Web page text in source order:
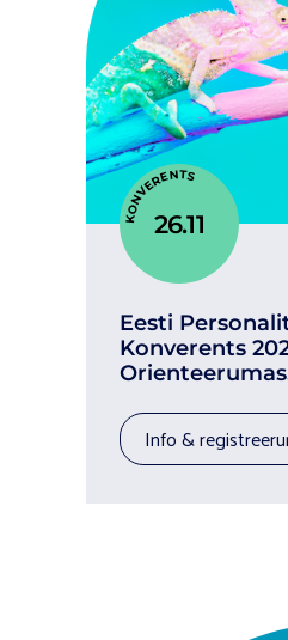
Eesti
Konverents
Orienteerumas
info &
KONVERENTS
26.11